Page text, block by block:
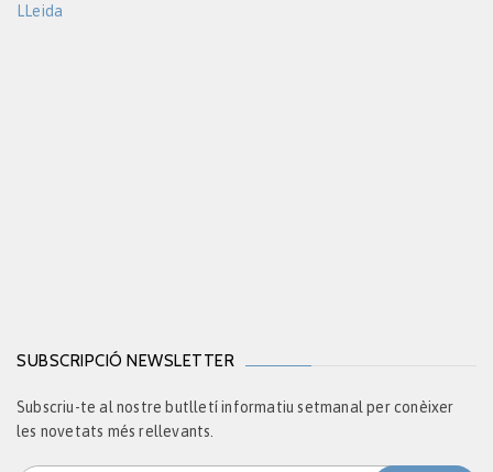
LLeida
SUBSCRIPCIÓ NEWSLETTER
Subscriu-te al nostre butlletí informatiu setmanal per conèixer
les novetats més rellevants.